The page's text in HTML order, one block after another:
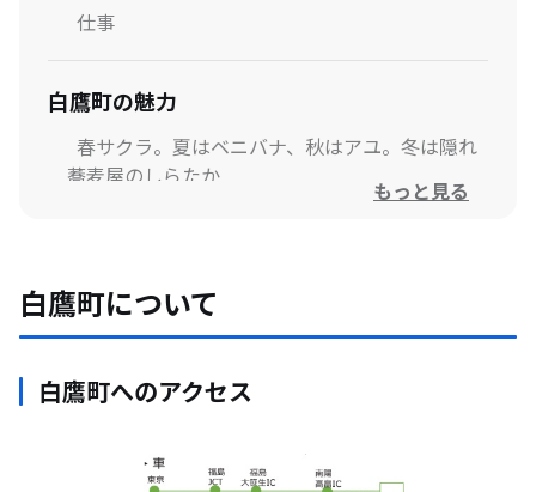
仕事
白鷹町の魅力
春サクラ。夏はベニバナ、秋はアユ。冬は隠れ
蕎麦屋のしらたか
車は必要ですか?
雪は多いですか?
近所付き合いは必要ですか?
いきなり移住する勇気がありません
もっと見る
白鷹町について
白鷹町へのアクセス